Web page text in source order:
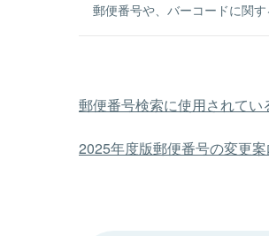
郵便番号や、バーコードに関
郵便番号検索に使用されてい
2025年度版郵便番号の変更